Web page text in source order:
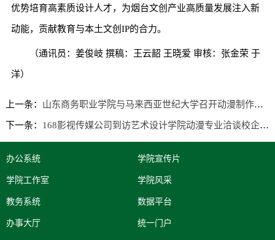
优势培育高素质设计人才，为烟台文创产业高质量发展注入新
动能，贡献教育与本土文创IP的合力。
（通讯员：姜俊岐 撰稿：王云韶 王晓爱 审核：张金荣 于
洋）
上一条： 山东商务职业学院与马来西亚世纪大学召开动漫制作技术专业合作办学交流会
下一条： 168影视传媒公司到访艺术设计学院动漫专业洽谈校企合作
办公系统 学院宣传片
学院工作室 学院风采
教务系统 数据平台
办事大厅 统一门户